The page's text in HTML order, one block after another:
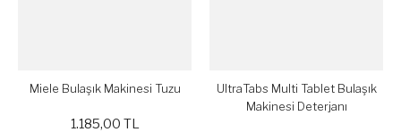
Miele Bulaşık Makinesi Tuzu
1.185,00 TL
UltraTabs Multi Tablet Bulaşık
Makinesi Deterjanı